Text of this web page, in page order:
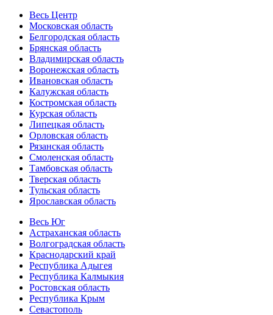
Весь Центр
Московская область
Белгородская область
Брянская область
Владимирская область
Воронежская область
Ивановская область
Калужская область
Костромская область
Курская область
Липецкая область
Орловская область
Рязанская область
Смоленская область
Тамбовская область
Тверская область
Тульская область
Ярославская область
Весь Юг
Астраханская область
Волгоградская область
Краснодарский край
Республика Адыгея
Республика Калмыкия
Ростовская область
Республика Крым
Севастополь